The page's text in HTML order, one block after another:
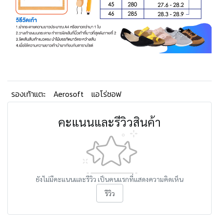
รองเท้าแตะ Aerosoft แอโร่ซอฟ
คะแนนและรีวิวสินค้า
ยังไม่มีคะแนนและรีวิว เป็นคนแรกที่แสดงความคิดเห็น
รีวิว